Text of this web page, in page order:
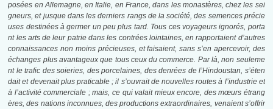
posées en Allemagne, en Italie, en France, dans les monastères, chez les sei
gneurs, et jusque dans les derniers rangs de la société, des semences précie
uses destinées à germer un peu plus tard. Tous ces voyageurs ignorés, porta
nt les arts de leur patrie dans les contrées lointaines, en rapportaient d’autres
connaissances non moins précieuses, et faisaient, sans s’en apercevoir, des
échanges plus avantageux que tous ceux du commerce. Par là, non seuleme
nt le trafic des soieries, des porcelaines, des denrées de l’Hindoustan, s’éten
dait et devenait plus praticable ; il s’ouvrait de nouvelles routes à l’industrie et
à l’activité commerciale ; mais, ce qui valait mieux encore, des mœurs étrang
ères, des nations inconnues, des productions extraordinaires, venaient s’offrir